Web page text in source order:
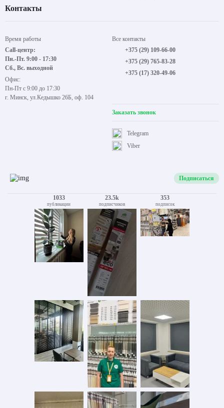
Контакты
Время работы
Call-центр:
Пн.-Пт. 9:00 - 17:30
Сб., Вс. выходной
Офис:
Пн-Пт с 9:00 до 17:30
г. Минск, ул.Кедышко 26Б, оф. 104
Все контакты
+375 (29) 109-66-00
+375 (29) 765-83-28
+375 (17) 320-49-06
Заказать звонок
Viber
Telegram
Подписаться
1033
публикации
23.5k
подписчиков
353
подписок